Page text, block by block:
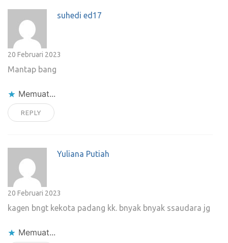
suhedi ed17
20 Februari 2023
Mantap bang
Memuat...
REPLY
Yuliana Putiah
20 Februari 2023
kagen bngt kekota padang kk. bnyak bnyak ssaudara jg
Memuat...